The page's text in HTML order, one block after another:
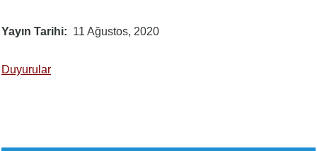
Yayın Tarihi 11 Ağustos, 2020
Duyurular